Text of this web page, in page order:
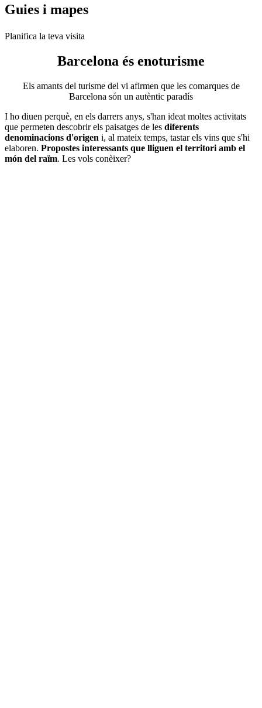
Guies i mapes
Planifica la teva visita
Barcelona és enoturisme
Els amants del turisme del vi afirmen que les comarques de
Barcelona són un autèntic paradís
I ho diuen perquè, en els darrers anys, s'han ideat moltes activitats
que permeten descobrir els paisatges de les diferents
denominacions d'origen i, al mateix temps, tastar els vins que s'hi
elaboren. Propostes interessants que lliguen el territori amb el
món del raïm. Les vols conèixer?